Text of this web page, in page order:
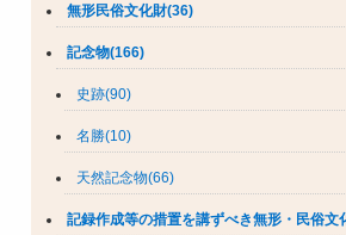
無形民俗文化財(36)
記念物(166)
史跡(90)
名勝(10)
天然記念物(66)
記録作成等の措置を講ずべき無形・民俗文